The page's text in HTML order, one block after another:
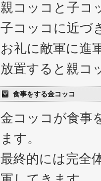
親コッコと子コ
子コッコに近づ
お礼に敵軍に進
放置すると親コ
食事をする金コッコ
金コッコが食事
ます。
最終的には完全